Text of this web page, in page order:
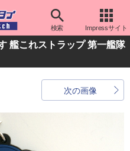
検索 Impressサイト
艦これストラップ 第一艦隊
次の画像